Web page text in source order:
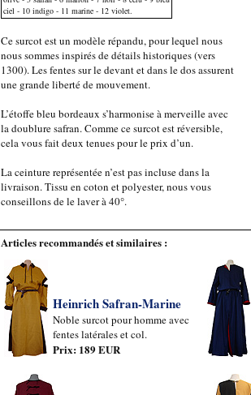
ciel - 10 indigo - 11 marine - 12 violet.
Ce surcot est un modèle répandu, pour lequel nous
nous sommes inspirés de détails historiques (vers
1300). Les fentes sur le devant et dans le dos assurent
une grande liberté de mouvement.
L’étoffe bleu bordeaux s’harmonise à merveille avec
la doublure safran. Comme ce surcot est réversible,
cela vous fait deux tenues pour le prix d’un.
La ceinture représentée n’est pas incluse dans la
livraison. Tissu en coton et polyester, nous vous
conseillons de le laver à 40°.
Articles recommandés et similaires :
Heinrich Safran-Marine
Noble surcot pour homme avec
fentes latérales et col.
Prix: 189 EUR